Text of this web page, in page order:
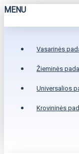
MENU
Vasarinės
Žieminės
Universalios
Krovininės